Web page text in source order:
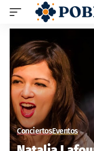
ConciertosEventos